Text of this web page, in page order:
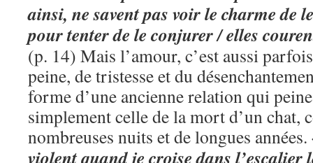
ainsi, ne savent pas voir le charme de
pour tenter de le conjurer / elles
(p. 14) Mais l’amour, c’est aussi
peine, de tristesse et du
forme d’une ancienne relation qui
simplement celle de la mort d’un chat,
nombreuses nuits et de longues années.
violent quand je croise dans l’escalier